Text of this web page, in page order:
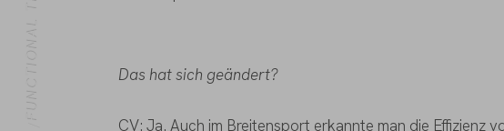
Das hat sich geändert?
CV: Ja. Auch im Breitensport erkannte man die Effizienz